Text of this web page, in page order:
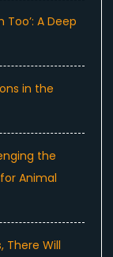
Too’: A Deep
in the
the
Animal
There Will